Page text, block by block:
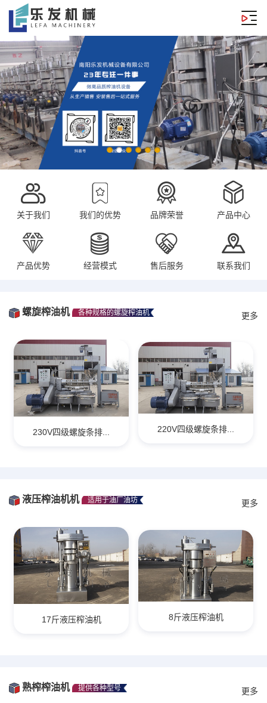
关于我们 我们的优势 品牌荣誉 产品中心
产品优势 经营模式 售后服务 联系我们
螺旋榨油机 各种规格的螺旋榨油机 更多
230V四级螺旋条排... 220V四级螺旋条排...
液压榨油机机 适用于油厂油坊 更多
17斤液压榨油机 8斤液压榨油机
熟榨榨油机 提供各种型号 更多